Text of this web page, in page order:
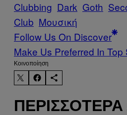
Clubbing Dark Goth
Club Μουσική
Follow Us On Discover
Make Us Preferred In Top
Kοινοποίηση